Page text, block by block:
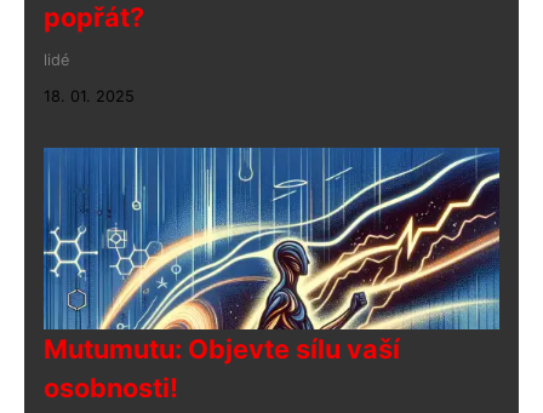
popřát?
lidé
18. 01. 2025
Mutumutu: Objevte sílu vaší
osobnosti!